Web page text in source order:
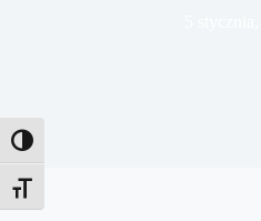
Toggle High Contrast
Toggle Font size